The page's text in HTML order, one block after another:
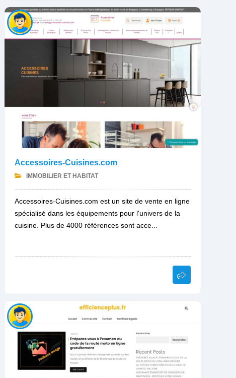
Accessoires-Cuisines.com
IMMOBILIER ET HABITAT
Accessoires-Cuisines.com est un site de vente en ligne
spécialisé dans les équipements pour l'univers de la
cuisine. Plus de 4000 références sont acce...